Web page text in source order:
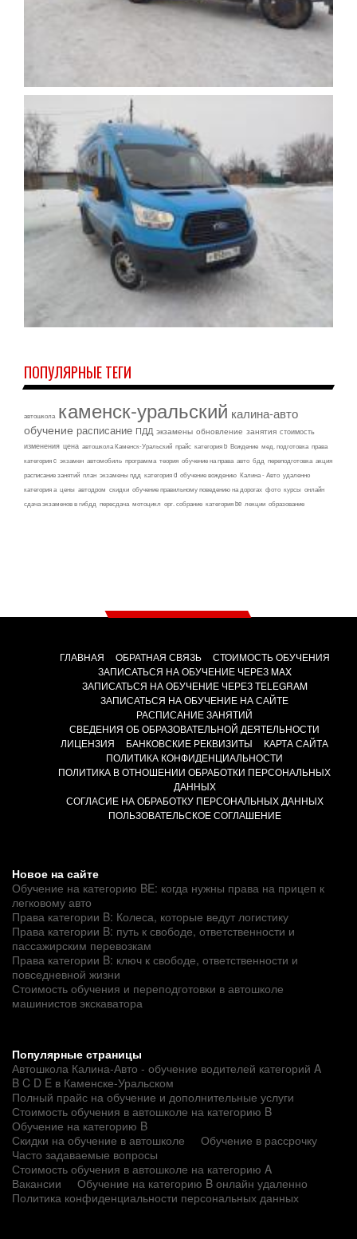
ПОПУЛЯРНЫЕ ТЕГИ
автошкола каменск-уральский калина-авто
обучение расписание ПДД экзамены обновление занятия стоимость
изменения цена автошкола Каменск-Уральский прайс категория b Вождение мед. подготовка права
категория c экзамен автомобиль программа теория обучение на права авто бдд переподготовка акция
расписание занятий план экзамены пдд категория d обучение вождению Калина - Авто удаленно
категория а цены автодром скидки обучение правильному поведению на дорогах фото курсы онлайн
сдача экзаменов в гибдд пересдача мотоцикл орг. собрание категория be лекции образование
ГЛАВНАЯ ОБРАТНАЯ СВЯЗЬ
СТОИМОСТЬ ОБУЧЕНИЯ
ЗАПИСАТЬСЯ НА ОБУЧЕНИЕ ЧЕРЕЗ MAX
ЗАПИСАТЬСЯ НА ОБУЧЕНИЕ ЧЕРЕЗ TELEGRAM
ЗАПИСАТЬСЯ НА ОБУЧЕНИЕ НА САЙТЕ
РАСПИСАНИЕ ЗАНЯТИЙ
СВЕДЕНИЯ ОБ ОБРАЗОВАТЕЛЬНОЙ ДЕЯТЕЛЬНОСТИ
ЛИЦЕНЗИЯ
БАНКОВСКИЕ РЕКВИЗИТЫ
КАРТА САЙТА
ПОЛИТИКА КОНФИДЕНЦИАЛЬНОСТИ
ПОЛИТИКА В ОТНОШЕНИИ ОБРАБОТКИ ПЕРСОНАЛЬНЫХ
ДАННЫХ
СОГЛАСИЕ НА ОБРАБОТКУ ПЕРСОНАЛЬНЫХ ДАННЫХ
ПОЛЬЗОВАТЕЛЬСКОЕ СОГЛАШЕНИЕ
Новое на сайте
Обучение на категорию BE: когда нужны права на прицеп к
легковому авто
Права категории B: Колеса, которые ведут логистику
Права категории B: путь к свободе, ответственности и
пассажирским перевозкам
Права категории B: ключ к свободе, ответственности и
повседневной жизни
Стоимость обучения и переподготовки в автошколе
машинистов экскаватора
Популярные страницы
Автошкола Калина-Авто - обучение водителей категорий A
B C D E в Каменске-Уральском
Полный прайс на обучение и дополнительные услуги
Стоимость обучения в автошколе на категорию B
Обучение на категорию B
Скидки на обучение в автошколе
Обучение в рассрочку
Часто задаваемые вопросы
Стоимость обучения в автошколе на категорию A
Вакансии
Обучение на категорию B онлайн удаленно
Политика конфиденциальности персональных данных